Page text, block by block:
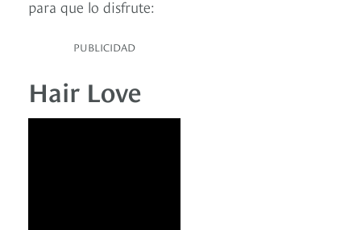
para que lo disfrute:
PUBLICIDAD
Hair Love